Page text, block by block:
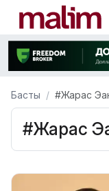
Басты #Жарас
#Жарас